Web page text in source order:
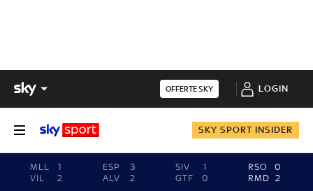
OFFERTE SKY LOGIN
SKY SPORT INSIDER
MLL
1
VIL
2
ESP
3
ALV
2
SIV
1
GTF
0
RSO
0
RMD 2